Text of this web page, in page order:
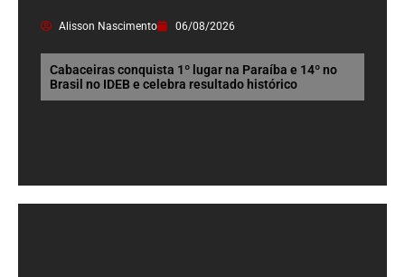
Alisson Nascimento 06/08/2026
Cabaceiras conquista 1º lugar na Paraíba e 14º no
Brasil no IDEB e celebra resultado histórico